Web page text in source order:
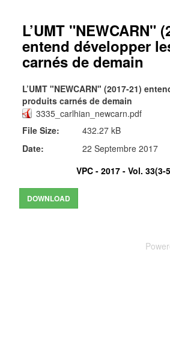
L’UMT "NEWCARN"
entend développer
carnés de demain
L’UMT "NEWCARN" (2017-21)
produits carnés de demain
3335_carlhian_newcarn.pdf
File Size:
432.27 kB
Date:
22 Septembre 2017
VPC - 2017 - Vol. 33(3-